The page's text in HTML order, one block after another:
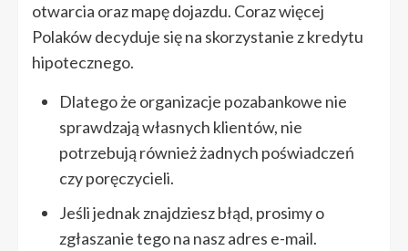
otwarcia oraz mapę dojazdu. Coraz więcej
Polaków decyduje się na skorzystanie z kredytu
hipotecznego.
Dlatego że organizacje pozabankowe nie
sprawdzają własnych klientów, nie
potrzebują również żadnych poświadczeń
czy poręczycieli.
Jeśli jednak znajdziesz błąd, prosimy o
zgłaszanie tego na nasz adres e-mail.